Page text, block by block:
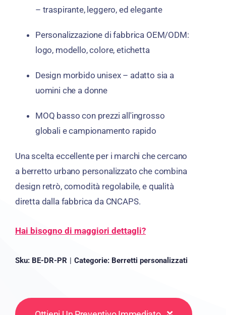
– traspirante, leggero, ed elegante
Personalizzazione di fabbrica OEM/ODM:
logo, modello, colore, etichetta
Design morbido unisex– adatto sia a
uomini che a donne
MOQ basso con prezzi all'ingrosso
globali e campionamento rapido
Una scelta eccellente per i marchi che cercano
a berretto urbano personalizzato che combina
design retrò, comodità regolabile, e qualità
diretta dalla fabbrica da CNCAPS.
Hai bisogno di maggiori dettagli?
Sku: BE-DR-PR Categorie: Berretti personalizzati